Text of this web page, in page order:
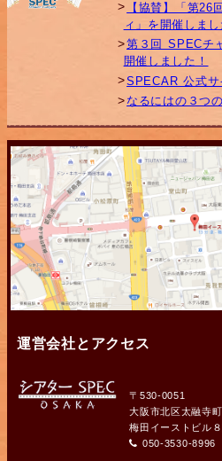
【協賛】「第26
ィ」を開催しまし
第３回 SPECチ
開催しました！
SPECAR 公式サ
なるにはの３つ
運営会社とアクセス
〒530-0051
大阪市北区太融寺
梅田イーストビル
050-3530-8996